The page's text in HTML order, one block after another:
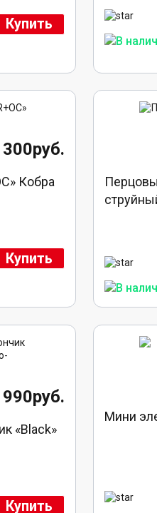
Купить
Кобра
Купить
990руб.
«Black»
Купить
Мини